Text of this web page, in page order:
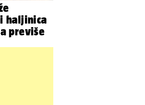
haljinica
previše